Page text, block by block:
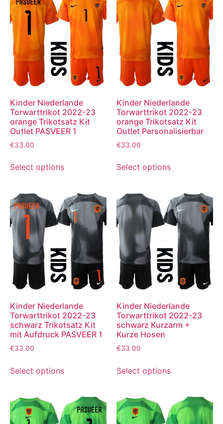
Kinder Niederlande
Torwarttrikot 2022-23
orange Trikotsatz Kit
Outlet PASVEER 1
€33.00
Select options
Kinder Niederlande
Torwarttrikot 2022-23
orange Trikotsatz Kit
Outlet Personalisierbar
€33.00
Select options
Kinder Niederlande
Torwarttrikot 2022-23
schwarz Trikotsatz Kit
mit Aufdruck PASVEER 1
€33.00
Select options
Kinder Niederlande
Torwarttrikot 2022-23
schwarz Kurzarm +
Kurze Hosen
€33.00
Select options